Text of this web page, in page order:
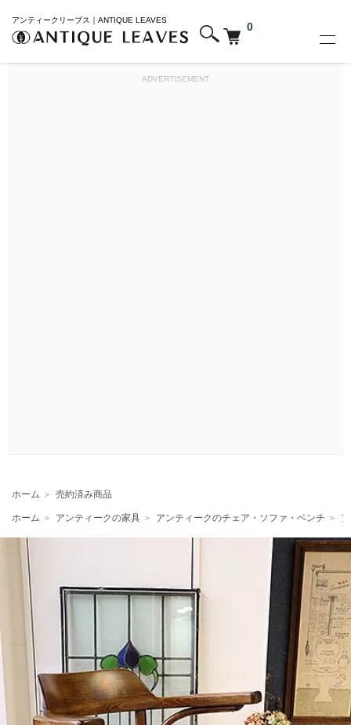
アンティークリーブス｜ANTIQUE LEAVES
0
ADVERTISEMENT
ホーム ＞ 売約済み商品
ホーム ＞ アンティークの家具 ＞ アンティークのチェア・ソファ・ベンチ ＞